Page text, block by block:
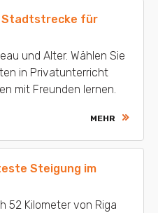
Stadtstrecke für
und Alter. Wählen Sie
in Privatunterricht
mit Freunden lernen.
MEHR
Steigung im
52 Kilometer von Riga